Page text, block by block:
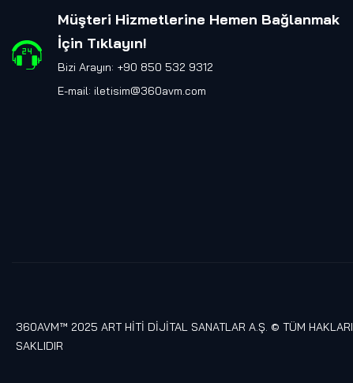
Müşteri Hizmetlerine Hemen Bağlanmak
İçin Tıklayın!
Bizi Arayın: +90 850 532 9312
E-mail: iletisim@360avm.com
360AVM™ 2025 ART HİTİ DİJİTAL SANATLAR A.Ş. © TÜM HAKLARI
SAKLIDIR